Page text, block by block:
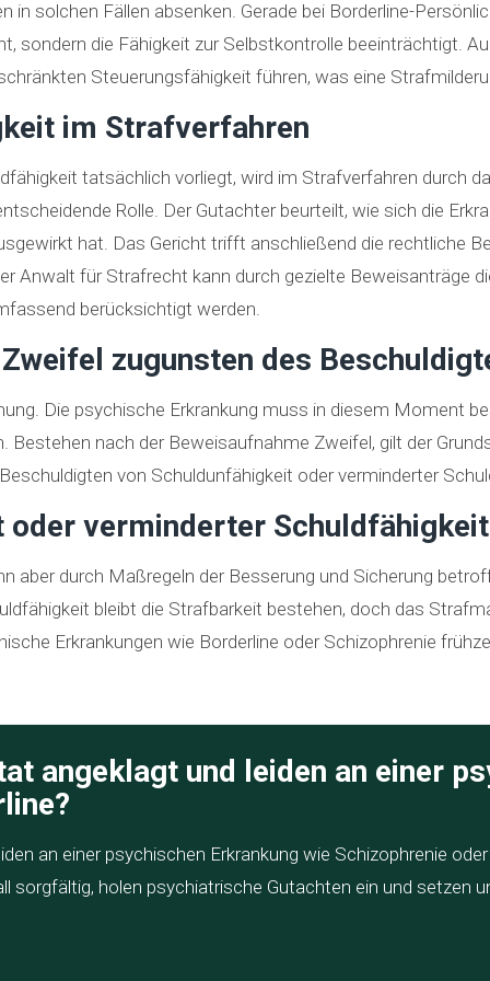
in solchen Fällen absenken. Gerade bei Borderline-
sondern die Fähigkeit zur Selbstkontrolle beeinträchtigt.
Steuerungsfähigkeit führen, was eine
im Strafverfahren
tatsächlich vorliegt, wird im Strafverfahren durch
Rolle. Der Gutachter beurteilt, wie sich die
hat. Das Gericht trifft anschließend die rechtliche
Anwalt für Strafrecht kann durch gezielte Beweisanträge
berücksichtigt werden.
zugunsten des
Die psychische Erkrankung muss in diesem Moment
nach der Beweisaufnahme Zweifel, gilt der
von Schuldunfähigkeit oder verminderter
oder verminderter Schuldfähigkeit
aber durch Maßregeln der Besserung und Sicherung
bleibt die Strafbarkeit bestehen, doch das
Erkrankungen wie Borderline oder Schizophrenie
angeklagt und leiden an einer
an einer psychischen Erkrankung wie Schizophrenie
sorgfältig, holen psychiatrische Gutachten ein und setzen